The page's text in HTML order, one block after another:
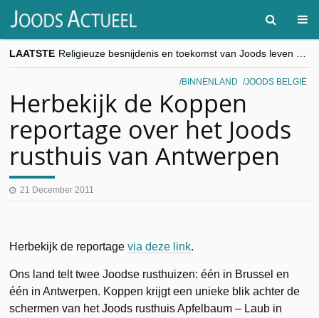
LAATSTE
“Besnijdenisdebat toont hoe moeilijk seculiere Westen minderheden begrijpt”, Jinnih Beels (Vooruit)
CITYTRIP | ROEMENIË – Boekarest: de verrassing van Oost-Europa
BINNENLAND JOODS BELGIË
Herbekijk de Koppen
reportage over het Joods
rusthuis van Antwerpen
21 December 2011
Herbekijk de reportagevia deze link.
Ons land telt twee Joodse rusthuizen: één in Brussel en
één in Antwerpen. Koppen krijgt een unieke blik achter de
schermen van het Joods rusthuis Apfelbaum – Laub in